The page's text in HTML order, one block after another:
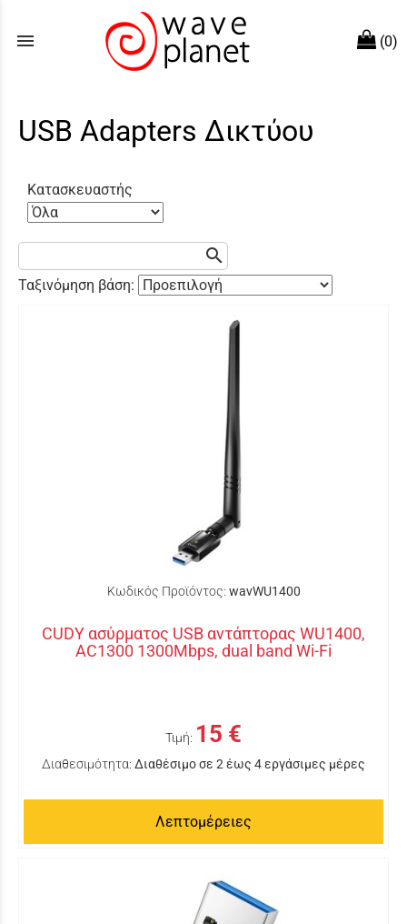
menu (0)
USB Adapters Δικτύου
Κατασκευαστής
search
Ταξινόμηση βάση:
Κωδικός Προϊόντος: wavWU1400
CUDY ασύρματος USB αντάπτορας WU1400,
AC1300 1300Mbps, dual band Wi-Fi
Τιμή: 15 €
Διαθεσιμότητα: Διαθέσιμο σε 2 έως 4 εργάσιμες μέρες
Λεπτομέρειες